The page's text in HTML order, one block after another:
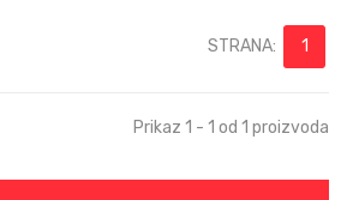
STRANA: 1
Prikaz 1 - 1 od 1 proizvoda